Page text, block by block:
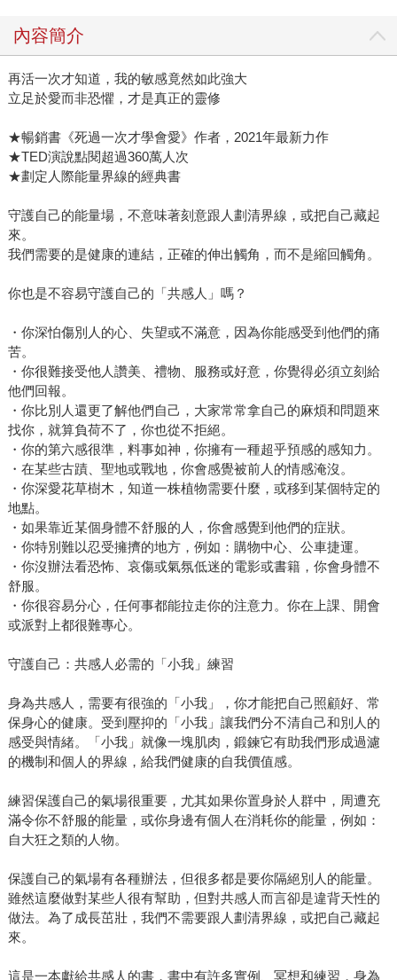
內容簡介
再活一次才知道，我的敏感竟然如此強大
立足於愛而非恐懼，才是真正的靈修
★暢銷書《死過一次才學會愛》作者，2021年最新力作
★TED演說點閱超過360萬人次
★劃定人際能量界線的經典書
守護自己的能量場，不意味著刻意跟人劃清界線，或把自己藏起
來。
我們需要的是健康的連結，正確的伸出觸角，而不是縮回觸角。
你也是不容易守護自己的「共感人」嗎？
・你深怕傷別人的心、失望或不滿意，因為你能感受到他們的痛
苦。
・你很難接受他人讚美、禮物、服務或好意，你覺得必須立刻給
他們回報。
・你比別人還更了解他們自己，大家常常拿自己的麻煩和問題來
找你，就算負荷不了，你也從不拒絕。
・你的第六感很準，料事如神，你擁有一種超乎預感的感知力。
・在某些古蹟、聖地或戰地，你會感覺被前人的情感淹沒。
・你深愛花草樹木，知道一株植物需要什麼，或移到某個特定的
地點。
・如果靠近某個身體不舒服的人，你會感覺到他們的症狀。
・你特別難以忍受擁擠的地方，例如：購物中心、公車捷運。
・你沒辦法看恐怖、哀傷或氣氛低迷的電影或書籍，你會身體不
舒服。
・你很容易分心，任何事都能拉走你的注意力。你在上課、開會
或派對上都很難專心。
守護自己：共感人必需的「小我」練習
身為共感人，需要有很強的「小我」，你才能把自己照顧好、常
保身心的健康。受到壓抑的「小我」讓我們分不清自己和別人的
感受與情緒。「小我」就像一塊肌肉，鍛鍊它有助我們形成過濾
的機制和個人的界線，給我們健康的自我價值感。
練習保護自己的氣場很重要，尤其如果你置身於人群中，周遭充
滿令你不舒服的能量，或你身邊有個人在消耗你的能量，例如：
自大狂之類的人物。
保護自己的氣場有各種辦法，但很多都是要你隔絕別人的能量。
雖然這麼做對某些人很有幫助，但對共感人而言卻是違背天性的
做法。為了成長茁壯，我們不需要跟人劃清界線，或把自己藏起
來。
這是一本獻給共感人的書，書中有許多實例、冥想和練習，身為